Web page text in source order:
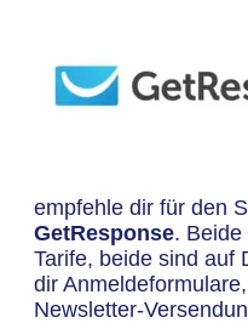
empfehle dir für den
GetResponse.
Tarife, beide sind auf
dir
Newsletter-